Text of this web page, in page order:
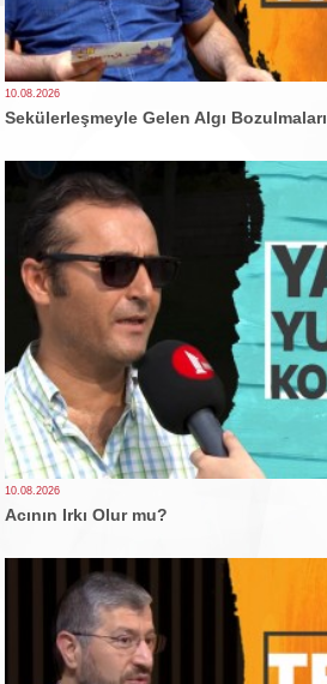
10.08.2026
Sekülerleşmeyle Gelen Algı Bozulmaları
10.08.2026
Acının Irkı Olur mu?